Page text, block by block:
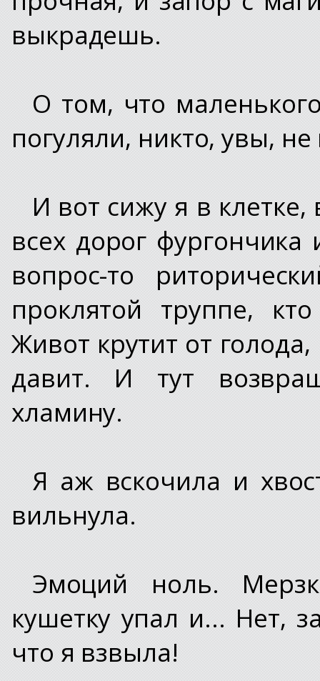
выкрадешь.
О том, что
погуляли, никто, увы,
И вот сижу я в
всех дорог
вопрос-то
проклятой труппе,
Живот крутит от
давит. И тут
хламину.
Я аж вскочила и
вильнула.
Эмоций ноль.
кушетку упал и... Нет,
что я взвыла!